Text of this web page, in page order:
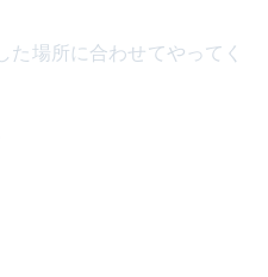
た場所に合わせてやってく